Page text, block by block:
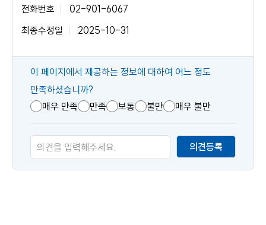
전화번호
02-901-6067
최종수정일
2025-10-31
콘
텐
츠
만
족
도
이 페이지에서 제공하는 정보에 대하여 어느 정도
만족하셨습니까?
매우 만족
만족 보통 불만 매우 불만
의견등록